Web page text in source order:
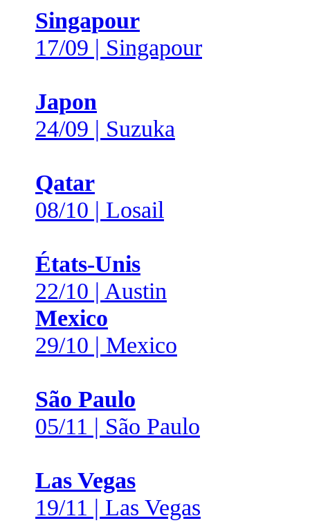
Singapour
17/09 | Singapour
Japon
24/09 | Suzuka
Qatar
08/10 | Losail
États-Unis
22/10 | Austin
Mexico
29/10 | Mexico
São Paulo
05/11 | São Paulo
Las Vegas
19/11 | Las Vegas